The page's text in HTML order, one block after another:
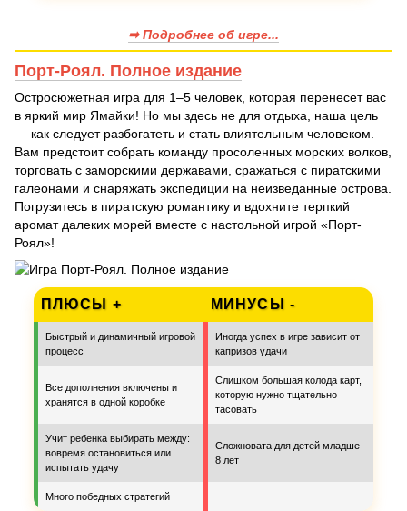
➡ Подробнее об игре...
Порт-Роял. Полное издание
Остросюжетная игра для 1–5 человек, которая перенесет вас
в яркий мир Ямайки! Но мы здесь не для отдыха, наша цель
— как следует разбогатеть и стать влиятельным человеком.
Вам предстоит собрать команду просоленных морских волков,
торговать с заморскими державами, сражаться с пиратскими
галеонами и снаряжать экспедиции на неизведанные острова.
Погрузитесь в пиратскую романтику и вдохните терпкий
аромат далеких морей вместе с настольной игрой «Порт-
Роял»!
ПЛЮСЫ + МИНУСЫ -
Быстрый и динамичный игровой
процесс
Иногда успех в игре зависит от
капризов удачи
Все дополнения включены и
хранятся в одной коробке
Слишком большая колода карт,
которую нужно тщательно
тасовать
Учит ребенка выбирать между:
вовремя остановиться или
испытать удачу
Сложновата для детей младше
8 лет
Много победных стратегий